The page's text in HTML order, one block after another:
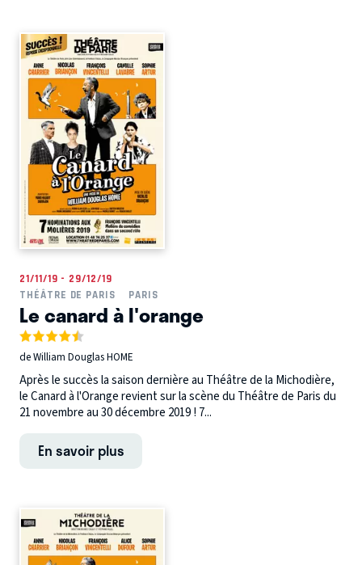
21/11/19 - 29/12/19
THÉÂTRE DE PARIS
PARIS
Le canard à l'orange
de William Douglas HOME
Après le succès la saison dernière au Théâtre de la Michodière,
le Canard à l'Orange revient sur la scène du Théâtre de Paris du
21 novembre au 30 décembre 2019 ! 7...
En savoir plus